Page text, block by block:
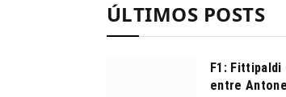
ÚLTIMOS POSTS
F1:
entre